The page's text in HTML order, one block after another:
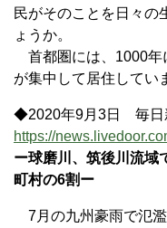
民がそのことを日々の
ょうか。
首都圏には、1000年
が集中して居住してい
◆2020年9月3日 毎日
https://
ー球磨川、筑後川流
町村の6割ー
7月の九州豪雨で氾